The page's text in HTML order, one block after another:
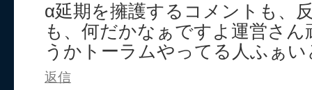
α延期を擁護するコメントも、
も、何だかなぁですよ運営さ
うかトーラムやってる人ふぁい
返信